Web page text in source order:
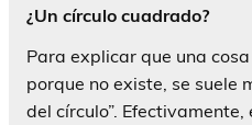
¿Un círculo cuadrado?
Para explicar que una
porque no existe, se suele
del círculo”.